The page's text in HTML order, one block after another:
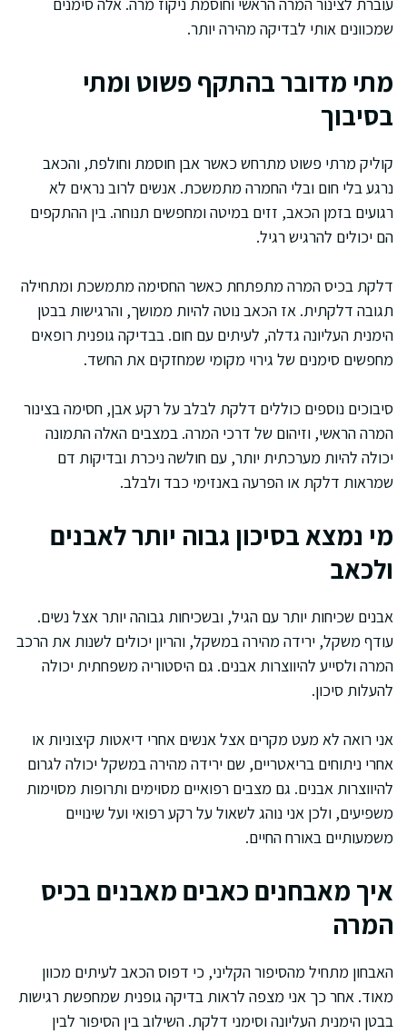
שמכוונים אותי לבדיקה מהירה יותר.
מתי מדובר בהתקף פשוט ומתי
בסיבוך
קוליק מרתי פשוט מתרחש כאשר אבן חוסמת וחולפת, והכאב
נרגע בלי חום ובלי החמרה מתמשכת. אנשים לרוב נראים לא
רגועים בזמן הכאב, זזים במיטה ומחפשים תנוחה. בין ההתקפים
הם יכולים להרגיש רגיל.
דלקת בכיס המרה מתפתחת כאשר החסימה מתמשכת ומתחילה
תגובה דלקתית. אז הכאב נוטה להיות ממושך, והרגישות בבטן
הימנית העליונה גדלה, לעיתים עם חום. בבדיקה גופנית רופאים
מחפשים סימנים של גירוי מקומי שמחזקים את החשד.
סיבוכים נוספים כוללים דלקת לבלב על רקע אבן, חסימה בצינור
המרה הראשי, וזיהום של דרכי המרה. במצבים האלה התמונה
יכולה להיות מערכתית יותר, עם חולשה ניכרת ובדיקות דם
שמראות דלקת או הפרעה באנזימי כבד ולבלב.
מי נמצא בסיכון גבוה יותר לאבנים
ולכאב
אבנים שכיחות יותר עם הגיל, ובשכיחות גבוהה יותר אצל נשים.
עודף משקל, ירידה מהירה במשקל, והריון יכולים לשנות את הרכב
המרה ולסייע להיווצרות אבנים. גם היסטוריה משפחתית יכולה
להעלות סיכון.
אני רואה לא מעט מקרים אצל אנשים אחרי דיאטות קיצוניות או
אחרי ניתוחים בריאטריים, שם ירידה מהירה במשקל יכולה לגרום
להיווצרות אבנים. גם מצבים רפואיים מסוימים ותרופות מסוימות
משפיעים, ולכן אני נוהג לשאול על רקע רפואי ועל שינויים
משמעותיים באורח החיים.
איך מאבחנים כאבים מאבנים בכיס
המרה
האבחון מתחיל מהסיפור הקליני, כי דפוס הכאב לעיתים מכוון
מאוד. אחר כך אני מצפה לראות בדיקה גופנית שמחפשת רגישות
בבטן הימנית העליונה וסימני דלקת. השילוב בין הסיפור לבין